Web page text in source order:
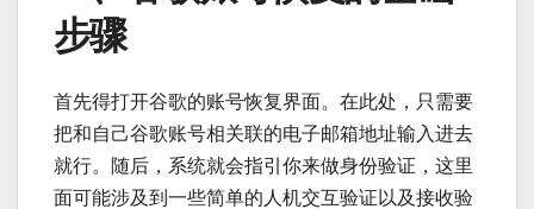
步骤
首先得打开谷歌的账号恢复界面。在此处，只需要
把和自己谷歌账号相关联的电子邮箱地址输入进去
就行。随后，系统就会指引你来做身份验证，这里
面可能涉及到一些简单的人机交互验证以及接收验